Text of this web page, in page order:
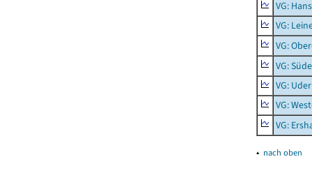
VG:
VG:
VG:
VG:
VG: Uder
VG:
VG:
▴ nach oben